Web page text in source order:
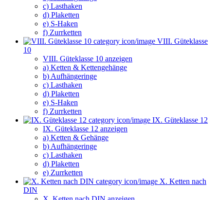
c) Lasthaken
d) Plaketten
e) S-Haken
f) Zurrketten
VIII. Güteklasse
10
VIII. Güteklasse 10 anzeigen
a) Ketten & Kettengehänge
b) Aufhängeringe
c) Lasthaken
d) Plaketten
e) S-Haken
f) Zurrketten
IX. Güteklasse 12
IX. Güteklasse 12 anzeigen
a) Ketten & Gehänge
b) Aufhängeringe
c) Lasthaken
d) Plaketten
e) Zurrketten
X. Ketten nach
DIN